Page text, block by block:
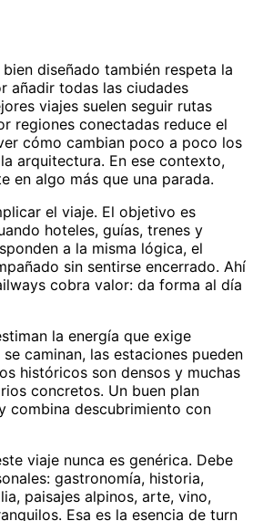
diseñado también respeta la
añadir todas las ciudades
viajes suelen seguir rutas
regiones conectadas reduce el
cómo cambian poco a poco los
arquitectura. En ese contexto,
en algo más que una parada.
el viaje. El objetivo es
hoteles, guías, trenes y
a la misma lógica, el
sin sentirse encerrado. Ahí
cobra valor: da forma al día
la energía que exige
caminan, las estaciones pueden
históricos son densos y muchas
concretos. Un buen plan
combina descubrimiento con
viaje nunca es genérica. Debe
gastronomía, historia,
paisajes alpinos, arte, vino,
Esa es la esencia de turn